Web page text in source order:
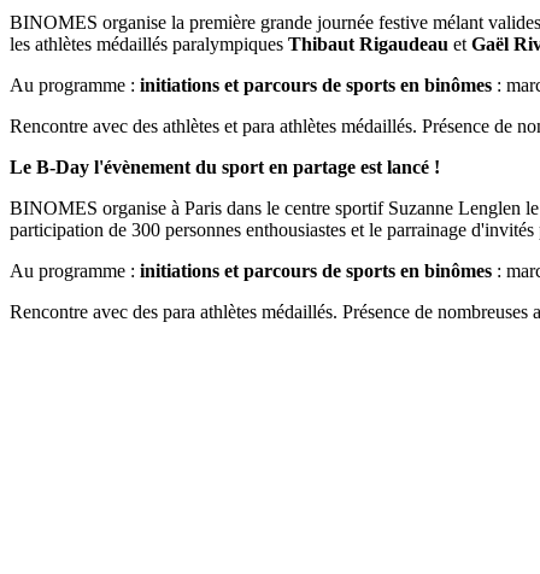
BINOMES organise la première grande journée festive mélant
les athlètes médaillés paralympiques Thibaut Rigaudeau et Gaël
Au programme : initiations et parcours de sports en binômes :
Rencontre avec des athlètes et para athlètes médaillés. Présence de
Le B-Day l'évènement du sport en partage est lancé !
BINOMES organise à Paris dans le centre sportif Suzanne Lenglen
participation de 300 personnes enthousiastes et le parrainage
Au programme : initiations et parcours de sports en binômes :
Rencontre avec des para athlètes médaillés. Présence de